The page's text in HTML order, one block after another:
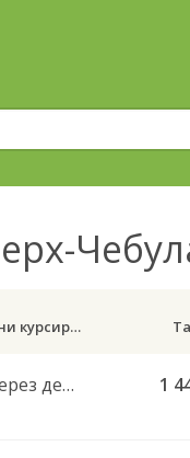
Дни курсирования
Через день 1